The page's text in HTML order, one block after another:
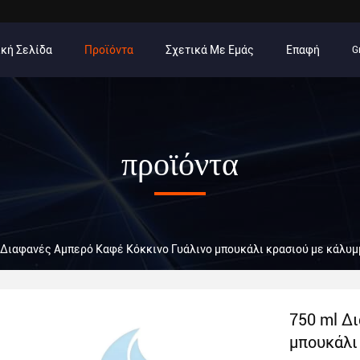
Σελίδα Προϊόντα Σχετικά Με Εμάς Επαφή
προϊόντα
Αμπερό Καφέ Κόκκινο Γυάλινο μπουκάλι κρασιού με
750 ml